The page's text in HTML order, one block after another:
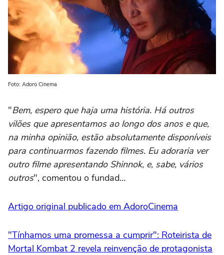
Foto: Adoro Cinema
"Bem, espero que haja uma história. Há outros
vilões que apresentamos ao longo dos anos e que,
na minha opinião, estão absolutamente disponíveis
para continuarmos fazendo filmes. Eu adoraria ver
outro filme apresentando Shinnok, e, sabe, vários
outros", comentou o fundad…
Artigo original publicado em AdoroCinema
"Tínhamos uma promessa a cumprir": Roteirista de
Mortal Kombat 2 revela reinvenção de protagonista